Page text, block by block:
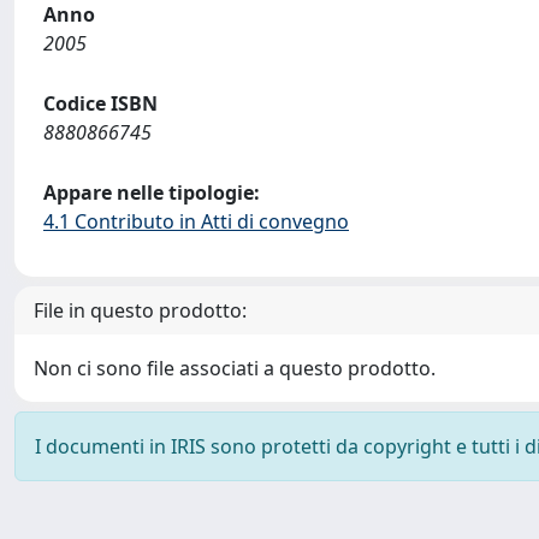
Anno
2005
Codice ISBN
8880866745
Appare nelle tipologie:
4.1 Contributo in Atti di convegno
File in questo prodotto:
Non ci sono file associati a questo prodotto.
I documenti in IRIS sono protetti da copyright e tutti i